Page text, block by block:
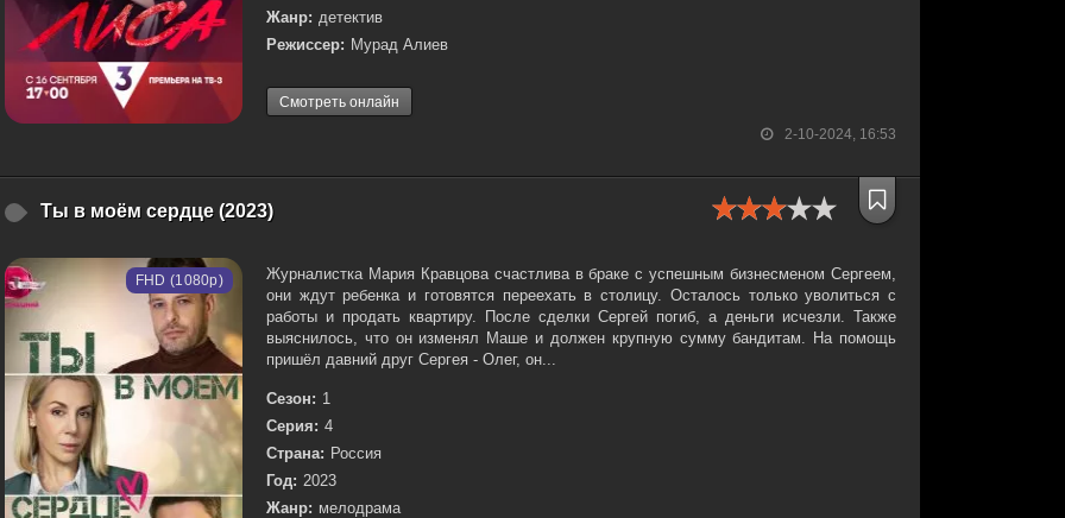
2-10-2024, 16:53
Жанр: детектив
Режиссер: Мурад Алиев
Смотреть онлайн
Ты в моём сердце (2023)
FHD (1080p)
Журналистка Мария Кравцова счастлива в браке с успешным бизнесменом Сергеем,
они ждут ребенка и готовятся переехать в столицу. Осталось только уволиться с
работы и продать квартиру. После сделки Сергей погиб, а деньги исчезли. Также
выяснилось, что он изменял Маше и должен крупную сумму бандитам. На помощь
пришёл давний друг Сергея - Олег, он...
Сезон: 1
Серия: 4
Страна: Россия
Год: 2023
Жанр: мелодрама